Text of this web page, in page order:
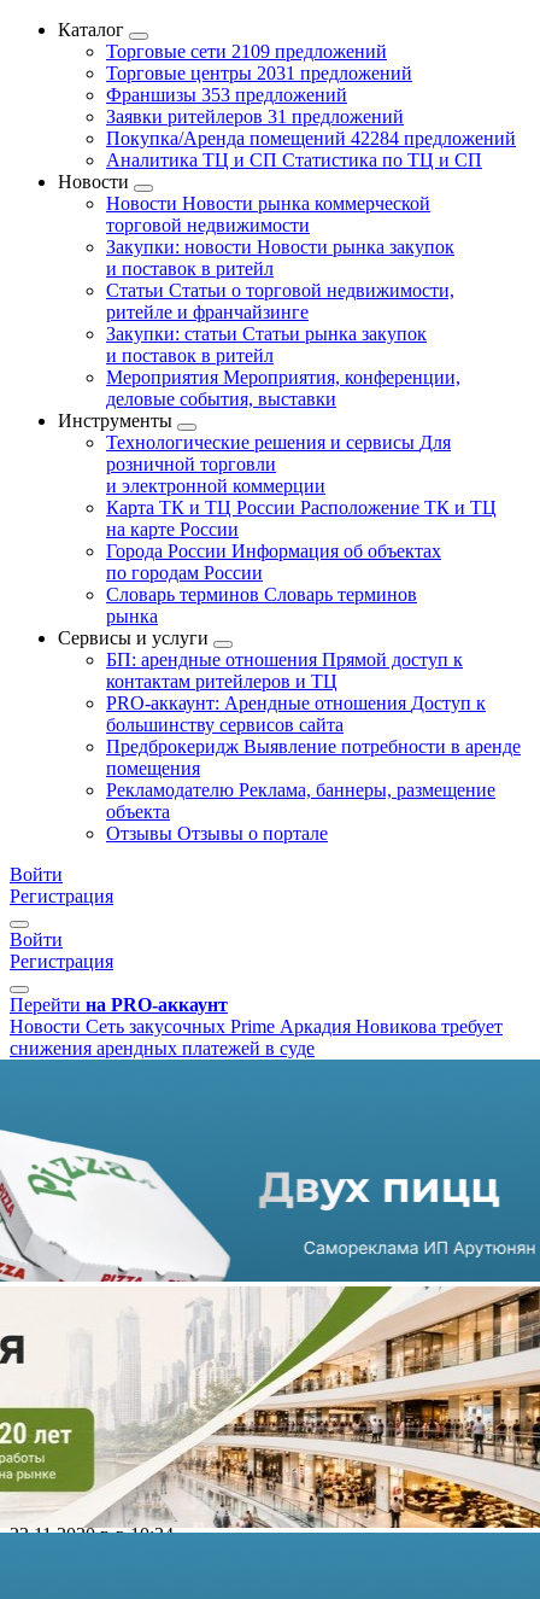
Каталог
Торговые сети 2109 предложений
Торговые центры 2031 предложений
Франшизы 353 предложений
Заявки ритейлеров 31 предложений
Покупка/Аренда помещений 42284 предложений
Аналитика ТЦ и СП Статистика по ТЦ и СП
Новости
Новости Новости рынка коммерческой
торговой недвижимости
Закупки: новости Новости рынка закупок
и поставок в ритейл
Статьи Статьи о торговой недвижимости,
ритейле и франчайзинге
Закупки: статьи Статьи рынка закупок
и поставок в ритейл
Мероприятия Мероприятия, конференции,
деловые события, выставки
Инструменты
Технологические решения и сервисы Для
розничной торговли
и электронной коммерции
Карта ТК и ТЦ России Расположение ТК и ТЦ
на карте России
Города России Информация об объектах
по городам России
Словарь терминов Словарь терминов
рынка
Сервисы и услуги
БП: арендные отношения Прямой доступ к
контактам ритейлеров и ТЦ
PRO-аккаунт: Арендные отношения Доступ к
большинству сервисов сайта
Предброкеридж Выявление потребности в аренде
помещения
Рекламодателю Реклама, баннеры, размещение
объекта
Отзывы Отзывы о портале
Войти
Регистрация
Войти
Регистрация
Перейти на PRO-аккаунт
Новости Сеть закусочных Prime Аркадия Новикова требует
снижения арендных платежей в суде
Сеть закусочных Prime
Аркадия Новикова требует
снижения арендных
платежей в суде
23.11.2020 г. в 10:34